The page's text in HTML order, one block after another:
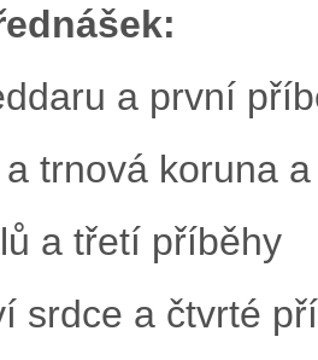
a první
trnová koruna
a třetí příběhy
srdce a čtvrté